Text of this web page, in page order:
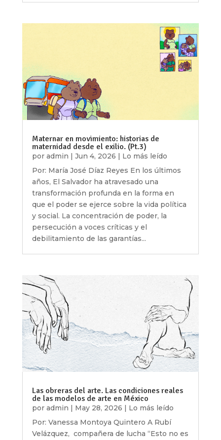
Maternar en movimiento: historias de
maternidad desde el exilio. (Pt.3)
por admin Jun 4, 2026
Lo más leído
Por: María José Díaz Reyes En los últimos
años, El Salvador ha atravesado una
transformación profunda en la forma en
que el poder se ejerce sobre la vida política
y social. La concentración de poder, la
persecución a voces críticas y el
debilitamiento de las garantías...
Las obreras del arte. Las condiciones reales
de las modelos de arte en México
por admin May 28, 2026
Lo más leído
Por: Vanessa Montoya Quintero A Rubí
Velázquez, compañera de lucha “Esto no es